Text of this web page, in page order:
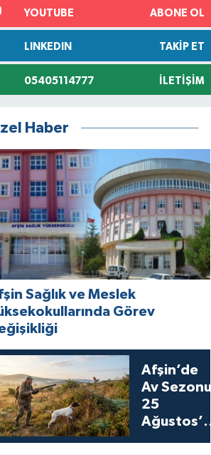
YOUTUBE ABONE OL
LINKEDIN TAKIP ET
05405114777 İLETIŞIM
Haber
Sağlık ve Meslek
Görev
Afşin’de
Av Sezonu
25
Ağustos’ta